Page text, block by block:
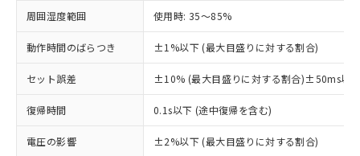
周囲湿度範囲 使用時: 35～85%
動作時間のばらつき ±1%以下 (最大目盛りに対する割合)
セット誤差 ±10% (最大目盛りに対する割合)±50ms以下
復帰時間 0.1s以下 (途中復帰を含む)
電圧の影響 ±2%以下 (最大目盛りに対する割合)
対応済み：EU RoHS指令（10物質）の
非含有に対応した製品が提供可能な商品で